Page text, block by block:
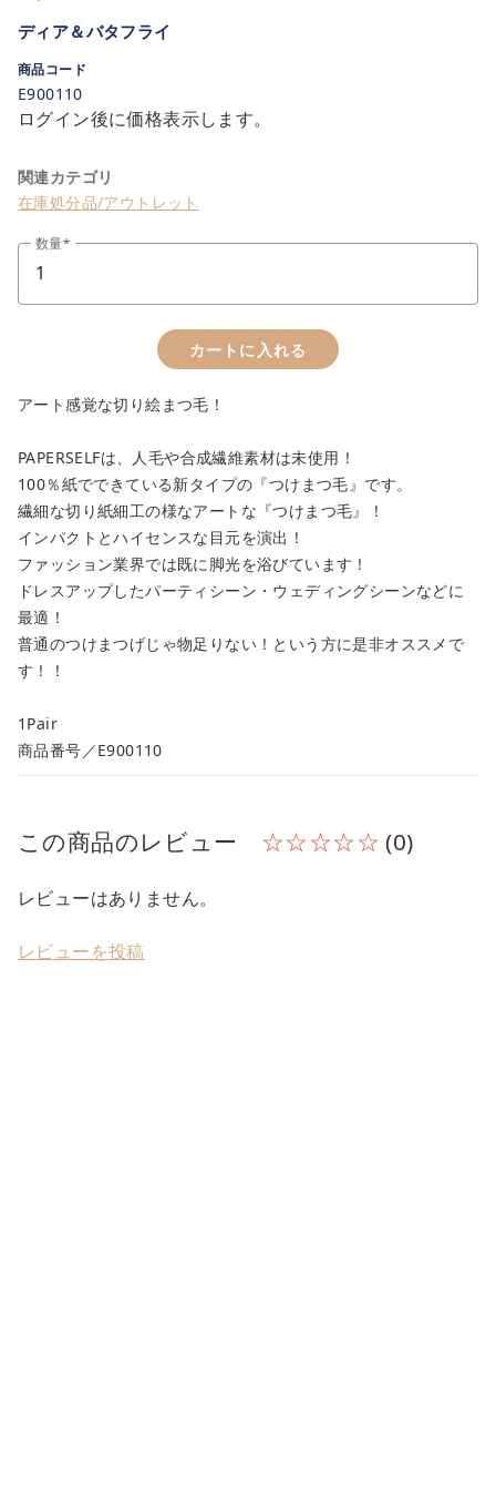
ディア＆バタフライ
商品コード
E900110
ログイン後に価格表示します。
関連カテゴリ
在庫処分品/アウトレット
数量
カートに入れる
アート感覚な切り絵まつ毛！
PAPERSELFは、人毛や合成繊維素材は未使用！
100％紙でできている新タイプの『つけまつ毛』です。
繊細な切り紙細工の様なアートな『つけまつ毛』！
インパクトとハイセンスな目元を演出！
ファッション業界では既に脚光を浴びています！
ドレスアップしたパーティシーン・ウェディングシーンなどに
最適！
普通のつけまつげじゃ物足りない！という方に是非オススメで
す！！
1Pair
商品番号／E900110
この商品のレビュー ☆☆☆☆☆(0)
レビューはありません。
レビューを投稿